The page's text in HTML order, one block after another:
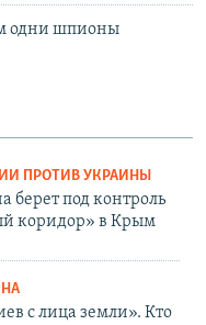
одни шпионы
ПРОТИВ УКРАИНЫ
берет под контроль
коридор» в Крым
с лица земли». Кто